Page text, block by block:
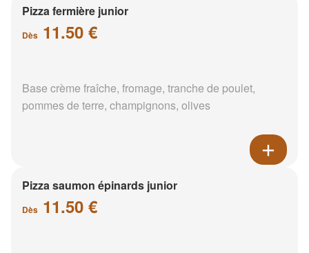
Pizza fermière junior
Dès 11.50 €
Base crème fraîche, fromage, tranche de poulet,
pommes de terre, champignons, olives
Pizza saumon épinards junior
Dès 11.50 €